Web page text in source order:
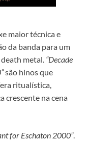
maior técnica e
da banda para um
metal. “Decade
são hinos que
ritualística,
crescente na cena
for Eschaton 2000”.